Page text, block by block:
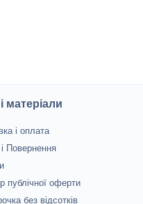
матеріали
і оплата
Повернення
публічної оферти
без відсотків